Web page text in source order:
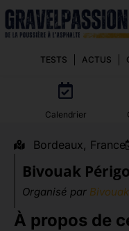
TESTS ACTUS
Calendrier
Bordeaux, France
Bivouak
Organisé par Bivouak
À propos de